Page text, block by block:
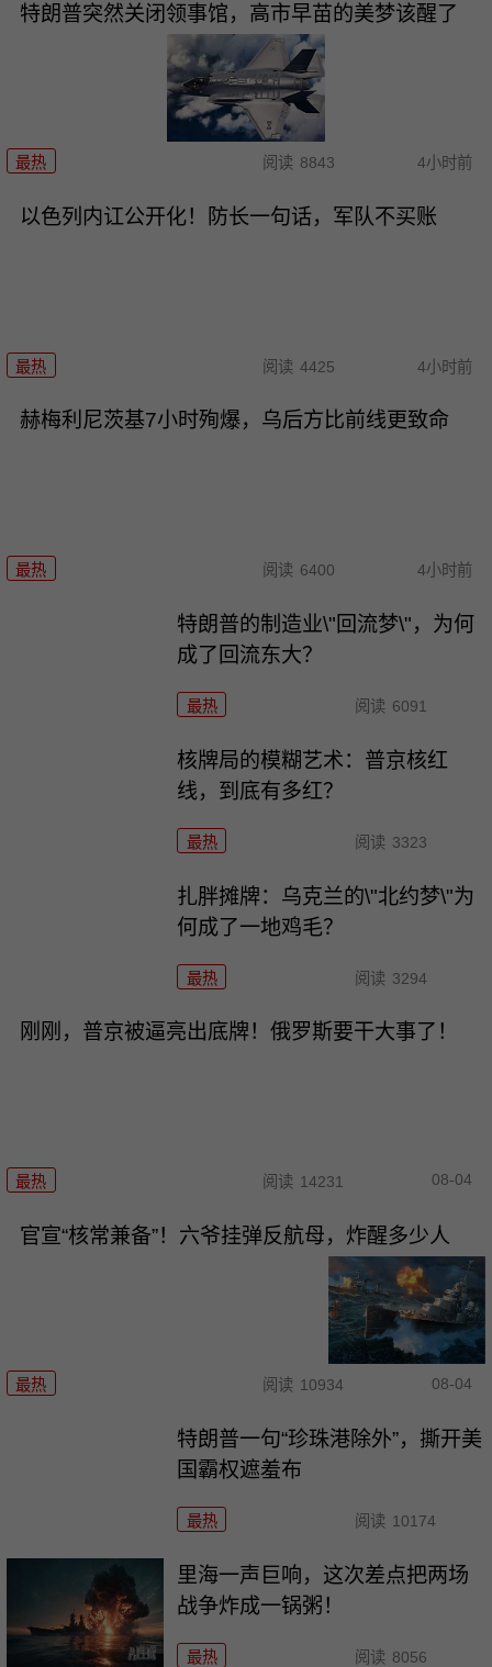
特朗普突然关闭领事馆，高市早苗的美梦该醒了
最热 阅读 8843 4小时前
以色列内讧公开化！防长一句话，军队不买账
最热 阅读 4425 4小时前
赫梅利尼茨基7小时殉爆，乌后方比前线更致命
最热 阅读 6400 4小时前
特朗普的制造业\"回流梦\"，为何
成了回流东大？
最热 阅读 6091
核牌局的模糊艺术：普京核红
线，到底有多红？
最热 阅读 3323
扎胖摊牌：乌克兰的\"北约梦\"为
何成了一地鸡毛？
最热 阅读 3294
刚刚，普京被逼亮出底牌！俄罗斯要干大事了！
最热 阅读 14231 08-04
官宣“核常兼备”！六爷挂弹反航母，炸醒多少人
最热 阅读 10934 08-04
特朗普一句“珍珠港除外”，撕开美
国霸权遮羞布
最热 阅读 10174
里海一声巨响，这次差点把两场
战争炸成一锅粥！
最热 阅读 8056